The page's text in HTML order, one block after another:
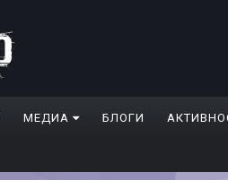
МЕДИА БЛОГИ